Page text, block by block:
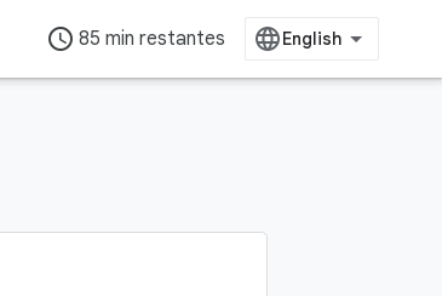
access_time 85 min restantes